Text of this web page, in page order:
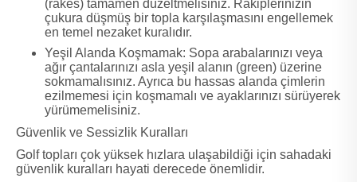
(rakes) tamamen düzeltmelisiniz. Rakiplerinizin
çukura düşmüş bir topla karşılaşmasını engellemek
en temel nezaket kuralıdır.
Yeşil Alanda Koşmamak: Sopa arabalarınızı veya
ağır çantalarınızı asla yeşil alanın (green) üzerine
sokmamalısınız. Ayrıca bu hassas alanda çimlerin
ezilmemesi için koşmamalı ve ayaklarınızı sürüyerek
yürümemelisiniz.
Güvenlik ve Sessizlik Kuralları
Golf topları çok yüksek hızlara ulaşabildiği için sahadaki
güvenlik kuralları hayati derecede önemlidir.